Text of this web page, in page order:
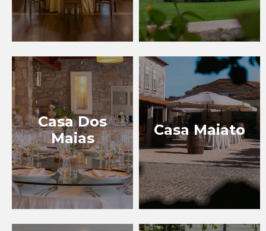
EXPERIÊNCIAS
EVENTOS
BLOG
Casa Dos
Maias
Casa Maiato